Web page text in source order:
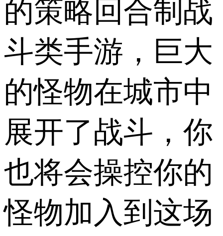
的策略回合制战
斗类手游，巨大
的怪物在城市中
展开了战斗，你
也将会操控你的
怪物加入到这场